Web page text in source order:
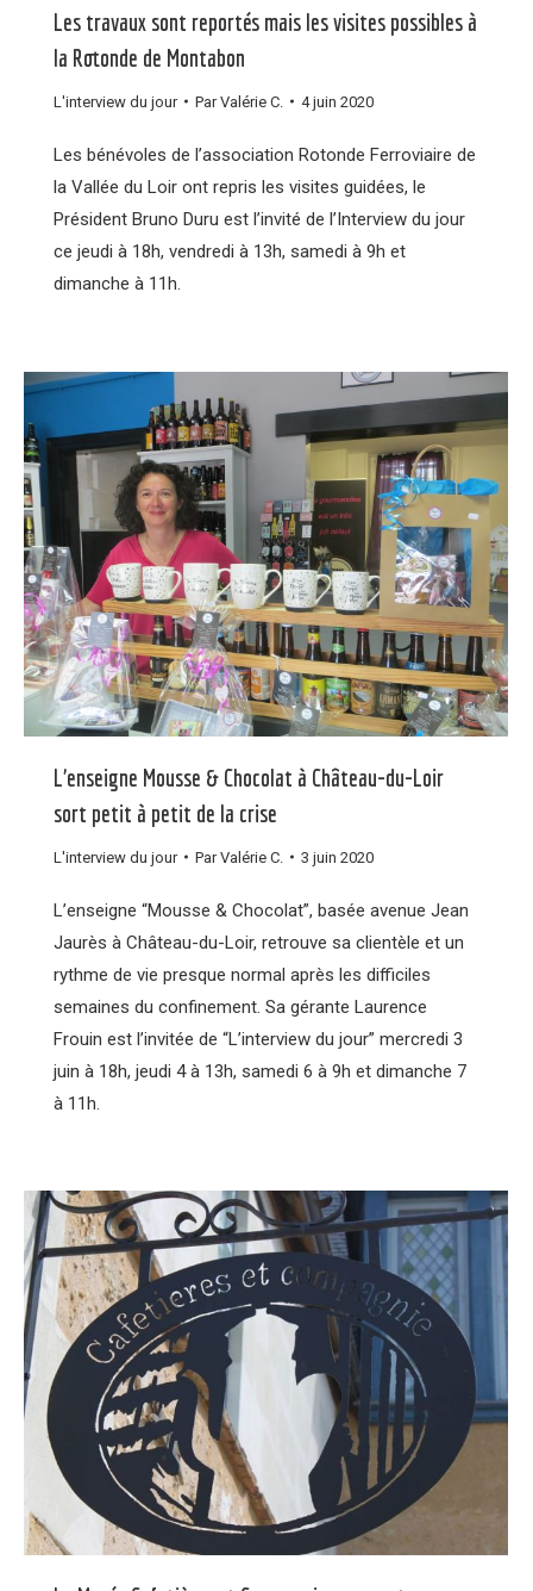
Les travaux sont reportés mais les visites possibles à
la Rotonde de Montabon
L'interview du jour ParValérie C. 4 juin 2020
Les bénévoles de l’association Rotonde Ferroviaire de
la Vallée du Loir ont repris les visites guidées, le
Président Bruno Duru est l’invité de l’Interview du jour
ce jeudi à 18h, vendredi à 13h, samedi à 9h et
dimanche à 11h.
L’enseigne Mousse & Chocolat à Château-du-Loir
sort petit à petit de la crise
L'interview du jour ParValérie C. 3 juin 2020
L’enseigne “Mousse & Chocolat”, basée avenue Jean
Jaurès à Château-du-Loir, retrouve sa clientèle et un
rythme de vie presque normal après les difficiles
semaines du confinement. Sa gérante Laurence
Frouin est l’invitée de “L’interview du jour” mercredi 3
juin à 18h, jeudi 4 à 13h, samedi 6 à 9h et dimanche 7
à 11h.